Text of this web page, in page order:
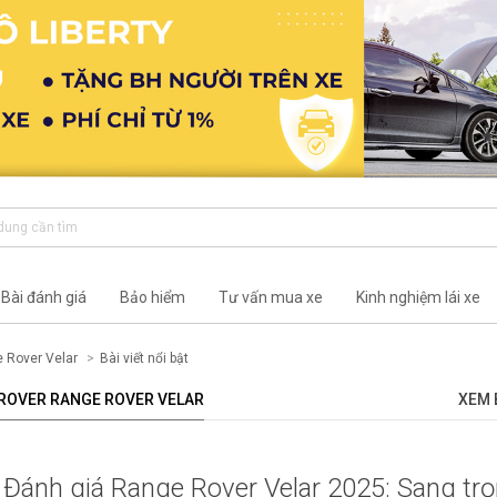
Bài đánh giá Bảo hiểm Tư vấn mua xe Kinh nghiệm lái xe
Rover Velar Bài viết nổi bật
RANGE ROVER VELAR XEM
Đánh giá Range Rover Velar 2025: Sang